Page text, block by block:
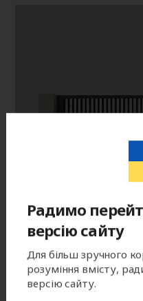
Радимо
версію сайту
Для більш зручного
розуміння вмісту,
версію сайту.